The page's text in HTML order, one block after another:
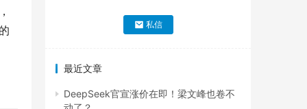
私信
最近文章
DeepSeek官宣涨价在即！梁文峰也卷不